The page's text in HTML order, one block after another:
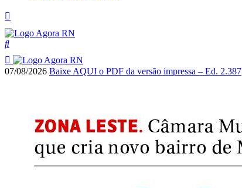
07/08/2026 Baixe AQUI o PDF da versão impressa – Ed. 2.387